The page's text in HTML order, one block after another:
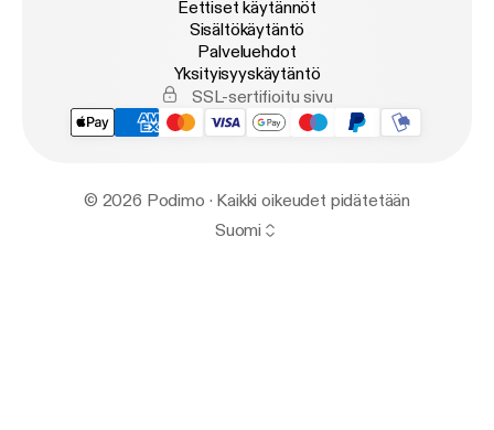
Eettiset käytännöt
Sisältökäytäntö
Palveluehdot
Yksityisyyskäytäntö
SSL-sertifioitu sivu
© 2026 Podimo · Kaikki oikeudet pidätetään
Suomi